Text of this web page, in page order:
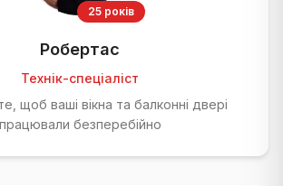
25 років
Робертас
Технік-спеціаліст
щоб ваші вікна та балконні двері
працювали безперебійно